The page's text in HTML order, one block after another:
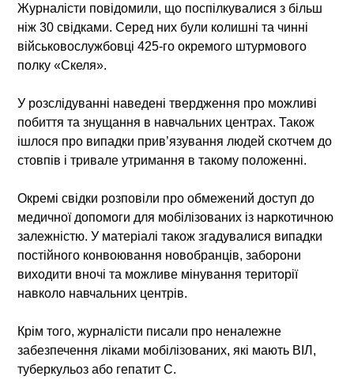
Журналісти повідомили, що поспілкувалися з більш
ніж 30 свідками. Серед них були колишні та чинні
військовослужбовці 425-го окремого штурмового
полку «Скеля».
У розслідуванні наведені твердження про можливі
побиття та знущання в навчальних центрах. Також
ішлося про випадки прив’язування людей скотчем до
стовпів і тривале утримання в такому положенні.
Окремі свідки розповіли про обмежений доступ до
медичної допомоги для мобілізованих із наркотичною
залежністю. У матеріалі також згадувалися випадки
постійного конвоювання новобранців, заборони
виходити вночі та можливе мінування території
навколо навчальних центрів.
Крім того, журналісти писали про неналежне
забезпечення ліками мобілізованих, які мають ВІЛ,
туберкульоз або гепатит С.